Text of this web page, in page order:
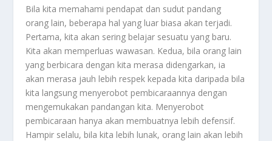
Bila kita memahami pendapat dan sudut pandang
orang lain, beberapa hal yang luar biasa akan terjadi.
Pertama, kita akan sering belajar sesuatu yang baru.
Kita akan memperluas wawasan. Kedua, bila orang lain
yang berbicara dengan kita merasa didengarkan, ia
akan merasa jauh lebih respek kepada kita daripada bila
kita langsung menyerobot pembicaraannya dengan
mengemukakan pandangan kita. Menyerobot
pembicaraan hanya akan membuatnya lebih defensif.
Hampir selalu, bila kita lebih lunak, orang lain akan lebih